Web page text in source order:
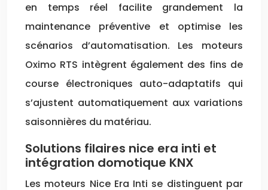
en temps réel facilite grandement la
maintenance préventive et optimise les
scénarios d’automatisation. Les moteurs
Oximo RTS intègrent également des fins de
course électroniques auto-adaptatifs qui
s’ajustent automatiquement aux variations
saisonnières du matériau.
Solutions filaires nice era inti et
intégration domotique KNX
Les moteurs Nice Era Inti se distinguent par